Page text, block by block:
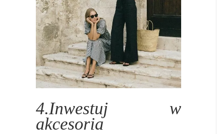
4.Inwestuj w
akcesoria